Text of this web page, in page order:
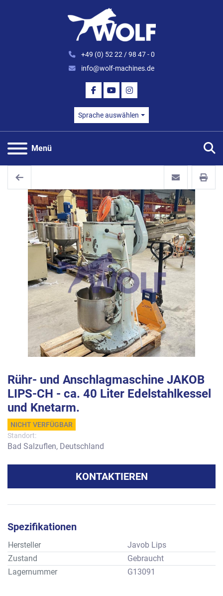
+49 (0) 52 22 / 98 47 - 0
info@wolf-machines.de
FACEBOOK
YOUTUBEINSTAGRAM
Sprache auswählen
Menü
Rühr- und Anschlagmaschine JAKOB
LIPS-CH - ca. 40 Liter Edelstahlkessel
und Knetarm.
NICHT VERFÜGBAR
Standort:
Bad Salzuflen, Deutschland
KONTAKTIEREN
Spezifikationen
Hersteller
Javob Lips
Zustand
Gebraucht
Lagernummer
G13091